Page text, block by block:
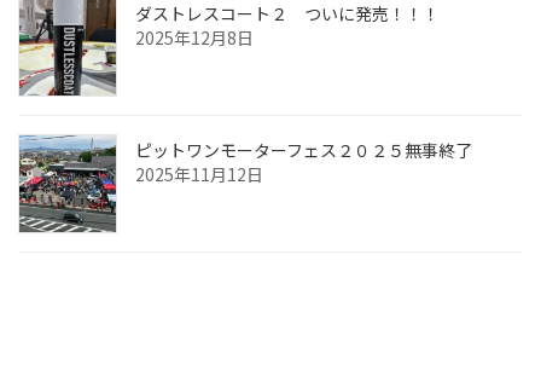
ダストレスコート２ ついに発売！！！
2025年12月8日
ピットワンモーターフェス２０２５無事終了
2025年11月12日